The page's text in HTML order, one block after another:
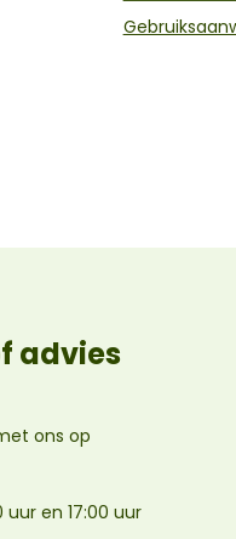
advies
ons op
en 17:00 uur